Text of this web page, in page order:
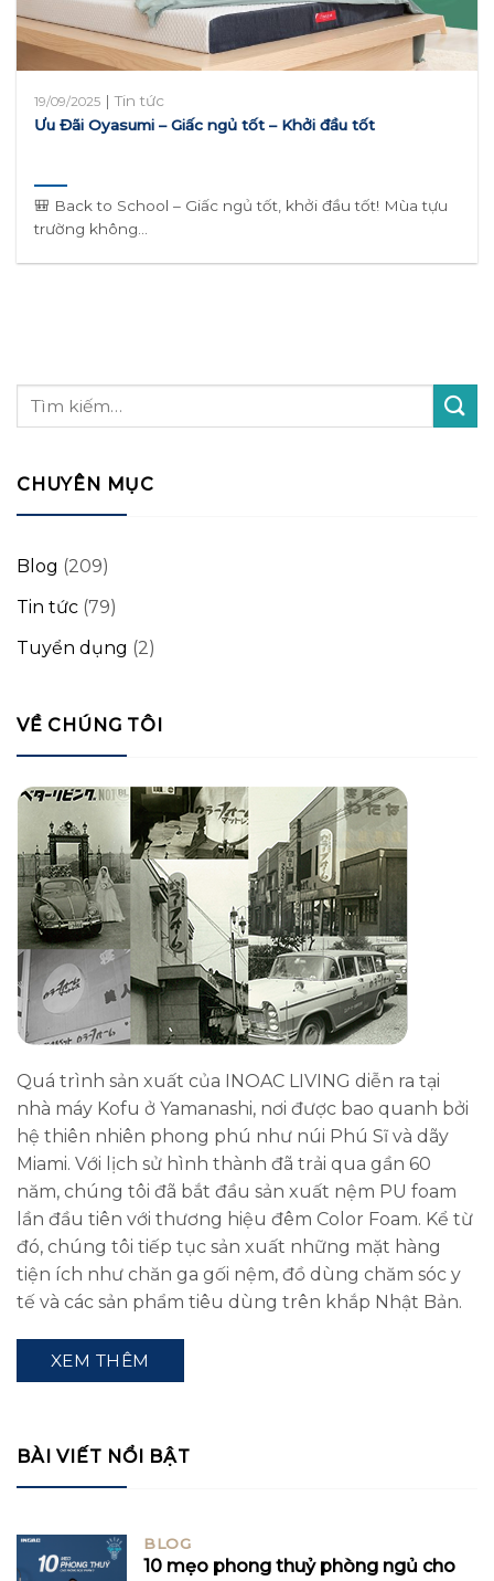
19/09/2025 |Tin tức
Ưu Đãi Oyasumi – Giấc ngủ tốt – Khởi đầu tốt
🎒 Back to School – Giấc ngủ tốt, khởi đầu tốt! Mùa tựu
trường không...
CHUYÊN MỤC
Blog (209)
Tin tức (79)
Tuyển dụng (2)
VỀ CHÚNG TÔI
Quá trình sản xuất của INOAC LIVING diễn ra tại
nhà máy Kofu ở Yamanashi, nơi được bao quanh bởi
hệ thiên nhiên phong phú như núi Phú Sĩ và dãy
Miami. Với lịch sử hình thành đã trải qua gần 60
năm, chúng tôi đã bắt đầu sản xuất nệm PU foam
lần đầu tiên với thương hiệu đêm Color Foam. Kể từ
đó, chúng tôi tiếp tục sản xuất những mặt hàng
tiện ích như chăn ga gối nệm, đồ dùng chăm sóc y
tế và các sản phẩm tiêu dùng trên khắp Nhật Bản.
XEM THÊM
BÀI VIẾT NỔI BẬT
BLOG
10 mẹo phong thuỷ phòng ngủ cho